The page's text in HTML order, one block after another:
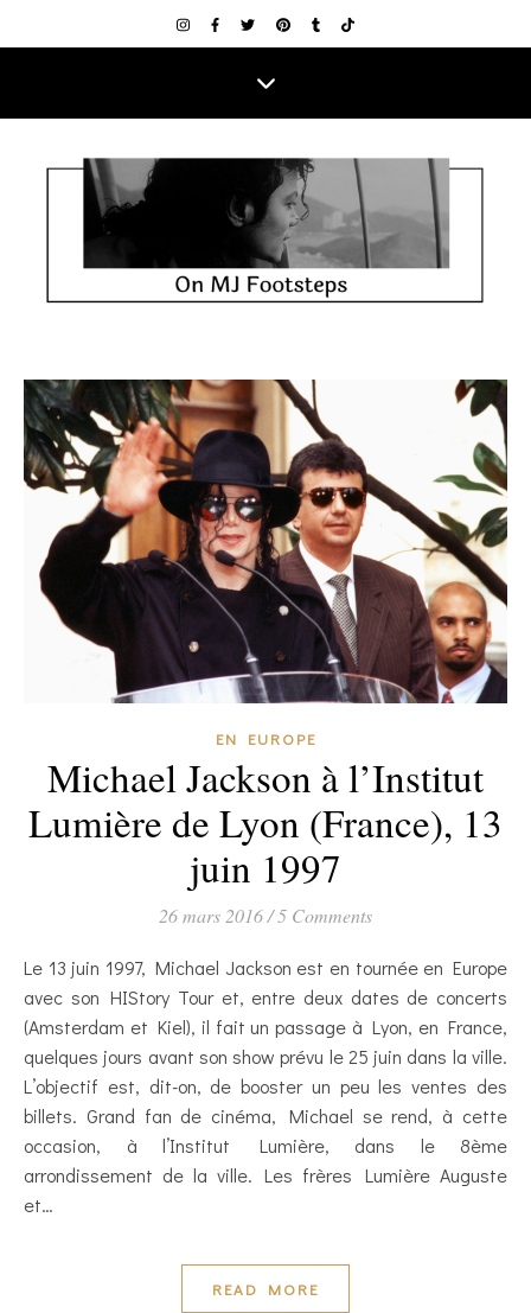
EN EUROPE
Michael Jackson à l’Institut
Lumière de Lyon (France), 13
juin 1997
26 mars 2016/5 Comments
Le 13 juin 1997, Michael Jackson est en tournée en Europe
avec son HIStory Tour et, entre deux dates de concerts
(Amsterdam et Kiel), il fait un passage à Lyon, en France,
quelques jours avant son show prévu le 25 juin dans la ville.
L’objectif est, dit-on, de booster un peu les ventes des
billets. Grand fan de cinéma, Michael se rend, à cette
occasion, à l’Institut Lumière, dans le 8ème
arrondissement de la ville. Les frères Lumière Auguste
et…
READ MORE